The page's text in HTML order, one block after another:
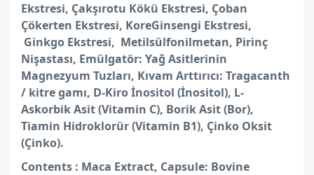
Ekstresi, Çakşırotu Kökü Ekstresi, Çoban
Çökerten Ekstresi, KoreGinsengi Ekstresi,
Ginkgo Ekstresi, Metilsülfonilmetan, Pirinç
Nişastası, Emülgatör: Yağ Asitlerinin
Magnezyum Tuzları, Kıvam Arttırıcı: Tragacanth
/ kitre gamı, D-Kiro İnositol (İnositol), L-
Askorbik Asit (Vitamin C), Borik Asit (Bor),
Tiamin Hidroklorür (Vitamin B1), Çinko Oksit
(Çinko).
Contents : Maca Extract, Capsule: Bovine